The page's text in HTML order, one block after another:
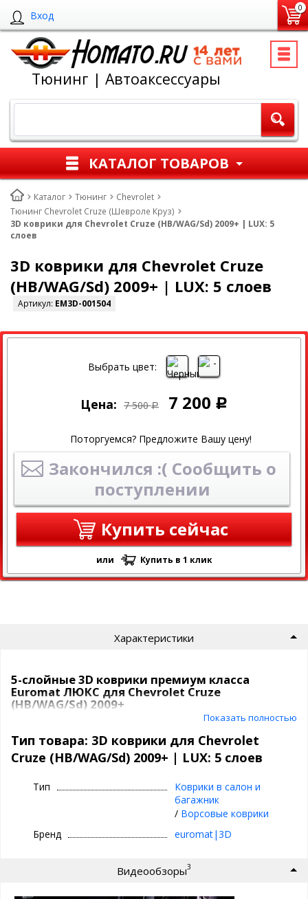
Вход
0
Тюнинг | Автоаксессуары
КАТАЛОГ ТОВАРОВ
Каталог Тюнинг
Chevrolet
Тюнинг Chevrolet Cruze (Шевроле Круз)
3D коврики для Chevrolet Cruze (HB/WAG/Sd) 2009+ | LUX: 5
слоев
3D коврики для Chevrolet Cruze
(HB/WAG/Sd) 2009+ | LUX: 5 слоев
Артикул: EM3D-001504
СКИДКА
Выбрать цвет:
Цена: 7 500 Р 7 200 Р
Поторгуемся? Предложите Вашу цену!
Закончился :( Сообщить о
поступлении
Купить сейчас
или Купить в 1 клик
Характеристики
5-слойные 3D коврики премиум класса
Euromat ЛЮКС для Chevrolet Cruze
(HB/WAG/Sd) 2009+
Chevrolet Cruze (HB/WAG/Sd) 2009+
Артикул
EM3D
Класс
LUX: 5 слоев
Задний ряд
с перемычкой
Производитель
Коврики 3D|Euromat
⊕ объединяют лучшие качества резиновых и
⊕ надежно фиксируются повторяя геометрию
Показать полностью
Тип товара: 3D коврики для Chevrolet
Cruze (HB/WAG/Sd) 2009+ | LUX: 5 слоев
Тип
Коврики в салон и
багажник
/ Ворсовые коврики
Бренд
euromat|3D
Видеообзоры3